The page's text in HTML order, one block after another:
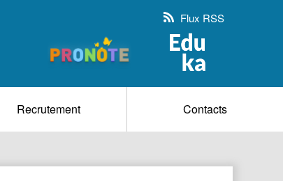
Flux RSS
Recrutement Contacts